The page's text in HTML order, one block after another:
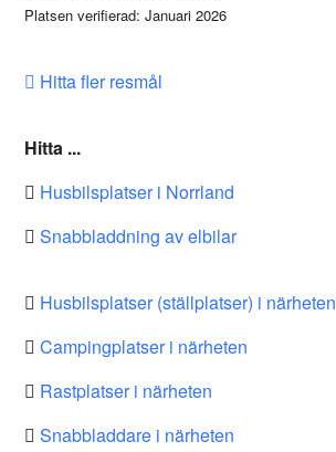
Platsen verifierad: Januari 2026
Hitta fler resmål
Hitta ...
Husbilsplatser i Norrland
Snabbladdning av elbilar
Husbilsplatser (ställplatser) i närheten
Campingplatser i närheten
Rastplatser i närheten
Snabbladdare i närheten